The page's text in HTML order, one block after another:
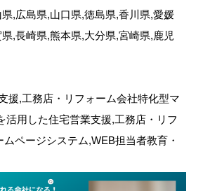
,広島県,山口県,徳島県,香川県,愛媛
,長崎県,熊本県,大分県,宮崎県,鹿児
援,工務店・リフォーム会社特化型マ
活用した住宅営業支援,工務店・リフ
ページシステム,WEB担当者教育・